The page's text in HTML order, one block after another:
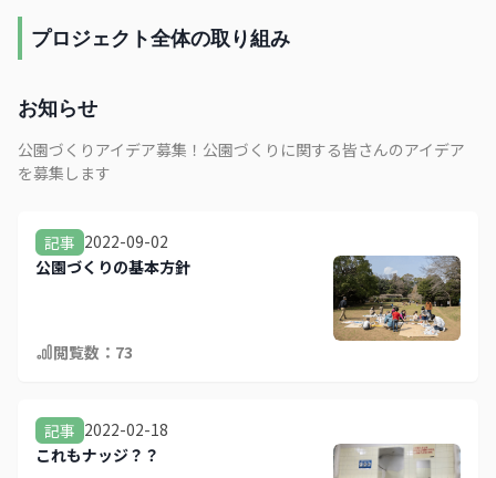
プロジェクト全体の取り組み
お知らせ
公園づくりアイデア募集！公園づくりに関する皆さんのアイデア
を募集します
記事 2022-09-02
公園づくりの基本方針
閲覧数： 73
記事 2022-02-18
これもナッジ？？